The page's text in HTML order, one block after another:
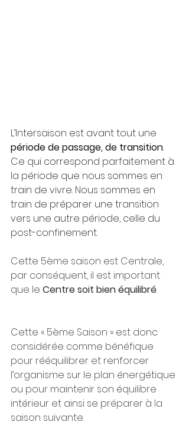
L’Intersaison est avant tout une
période de passage, de transition.
Ce qui correspond parfaitement à
la période que nous sommes en
train de vivre. Nous sommes en
train de préparer une transition
vers une autre période, celle du
post-confinement.
Cette 5ème saison est Centrale,
par conséquent, il est important
que le Centre soit bien équilibré.
Cette « 5ème Saison » est donc
considérée comme bénéfique
pour rééquilibrer et renforcer
l’organisme sur le plan énergétique
ou pour maintenir son équilibre
intérieur et ainsi se préparer à la
saison suivante.